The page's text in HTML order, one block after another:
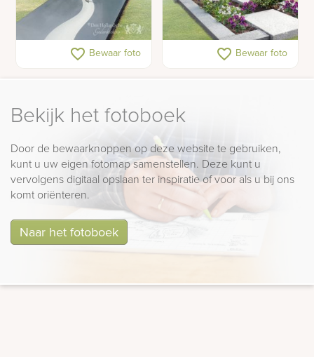
Gedenkteken met
zeilboot op rivier
favorite_border Bewaar foto
Eigentijdse glazen
favorite_border Bewaar foto
Bekijk het fotoboek
Door de bewaarknoppen op deze website te gebruiken,
kunt u uw eigen fotomap samenstellen. Deze kunt u
vervolgens digitaal opslaan ter inspiratie of voor als u bij ons
komt oriënteren.
Naar het fotoboek